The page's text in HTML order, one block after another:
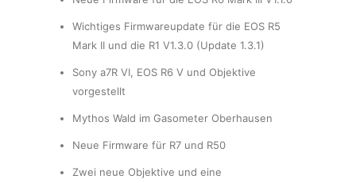
Wichtiges Firmwareupdate für die EOS R5
Mark II und die R1 V1.3.0 (Update 1.3.1)
Sony a7R VI, EOS R6 V und Objektive
vorgestellt
Mythos Wald im Gasometer Oberhausen
Neue Firmware für R7 und R50
Zwei neue Objektive und eine